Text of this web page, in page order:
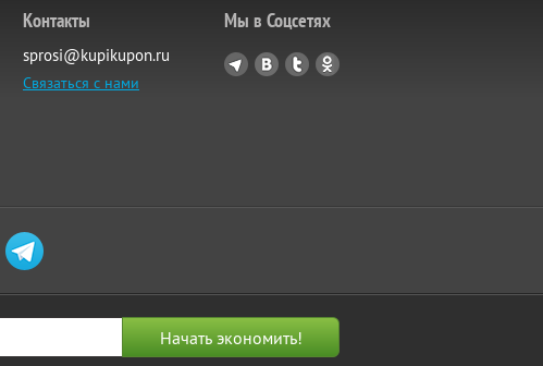
Контакты
sprosi@kupikupon.ru
Связаться с нами
Мы в Соцсетях